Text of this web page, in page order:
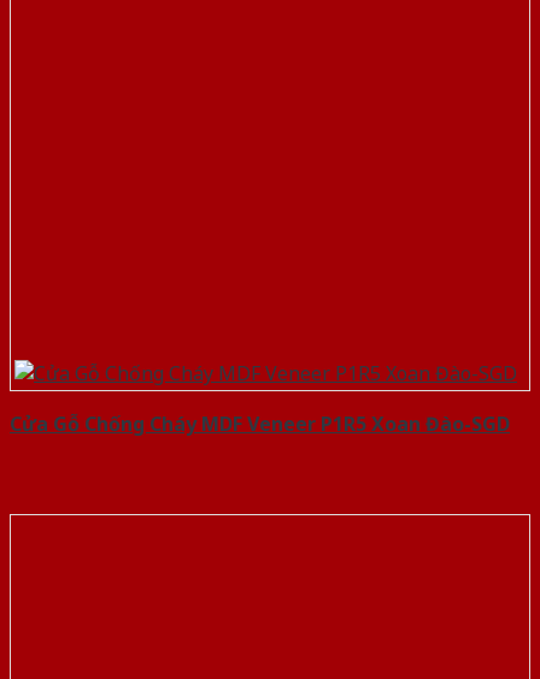
Cửa Gỗ Chống Cháy MDF Veneer P1R5 Xoan Đào-SGD